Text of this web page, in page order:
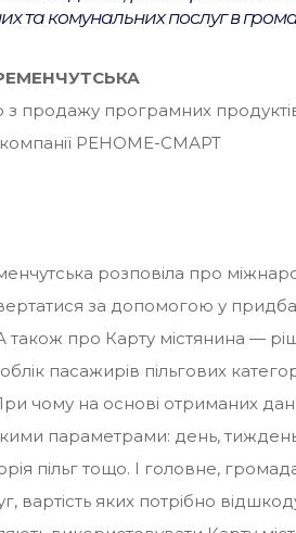
та комунальних послуг в
продажу програмних
РЕНОМЕ-СМАРТ
розповіла про
за допомогою у
А також про Карту містянина —
пасажирів пільгових
чому на основі отриманих
параметрами: день,
пільг тощо. І головне,
вартість яких потрібно